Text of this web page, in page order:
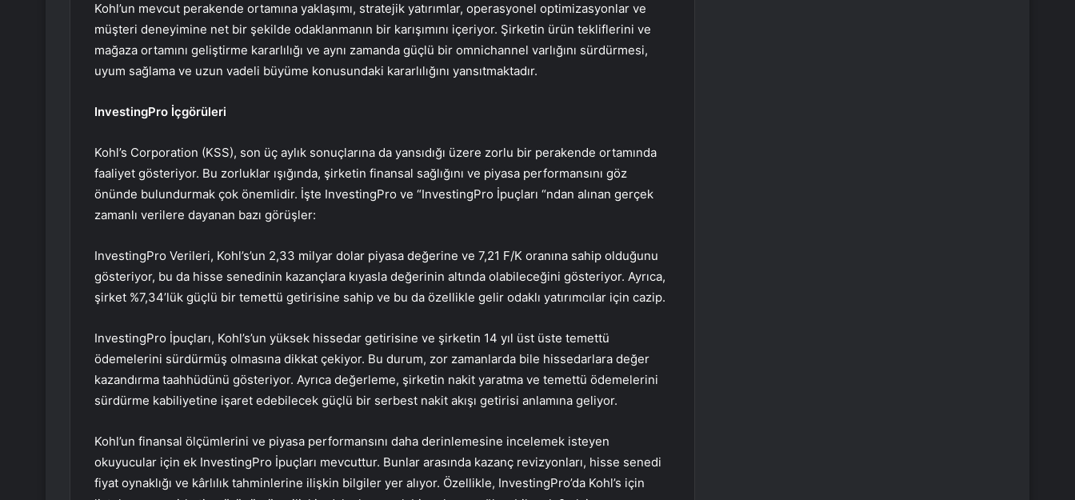
Kohl’un mevcut perakende ortamına yaklaşımı, stratejik yatırımlar, operasyonel optimizasyonlar ve
müşteri deneyimine net bir şekilde odaklanmanın bir karışımını içeriyor. Şirketin ürün tekliflerini ve
mağaza ortamını geliştirme kararlılığı ve aynı zamanda güçlü bir omnichannel varlığını sürdürmesi,
uyum sağlama ve uzun vadeli büyüme konusundaki kararlılığını yansıtmaktadır.
InvestingPro İçgörüleri
Kohl’s Corporation (KSS), son üç aylık sonuçlarına da yansıdığı üzere zorlu bir perakende ortamında
faaliyet gösteriyor. Bu zorluklar ışığında, şirketin finansal sağlığını ve piyasa performansını göz
önünde bulundurmak çok önemlidir. İşte InvestingPro ve “InvestingPro İpuçları “ndan alınan gerçek
zamanlı verilere dayanan bazı görüşler:
InvestingPro Verileri, Kohl’s’un 2,33 milyar dolar piyasa değerine ve 7,21 F/K oranına sahip olduğunu
gösteriyor, bu da hisse senedinin kazançlara kıyasla değerinin altında olabileceğini gösteriyor. Ayrıca,
şirket %7,34’lük güçlü bir temettü getirisine sahip ve bu da özellikle gelir odaklı yatırımcılar için cazip.
InvestingPro İpuçları, Kohl’s’un yüksek hissedar getirisine ve şirketin 14 yıl üst üste temettü
ödemelerini sürdürmüş olmasına dikkat çekiyor. Bu durum, zor zamanlarda bile hissedarlara değer
kazandırma taahhüdünü gösteriyor. Ayrıca değerleme, şirketin nakit yaratma ve temettü ödemelerini
sürdürme kabiliyetine işaret edebilecek güçlü bir serbest nakit akışı getirisi anlamına geliyor.
Kohl’un finansal ölçümlerini ve piyasa performansını daha derinlemesine incelemek isteyen
okuyucular için ek InvestingPro İpuçları mevcuttur. Bunlar arasında kazanç revizyonları, hisse senedi
fiyat oynaklığı ve kârlılık tahminlerine ilişkin bilgiler yer alıyor. Özellikle, InvestingPro’da Kohl’s için